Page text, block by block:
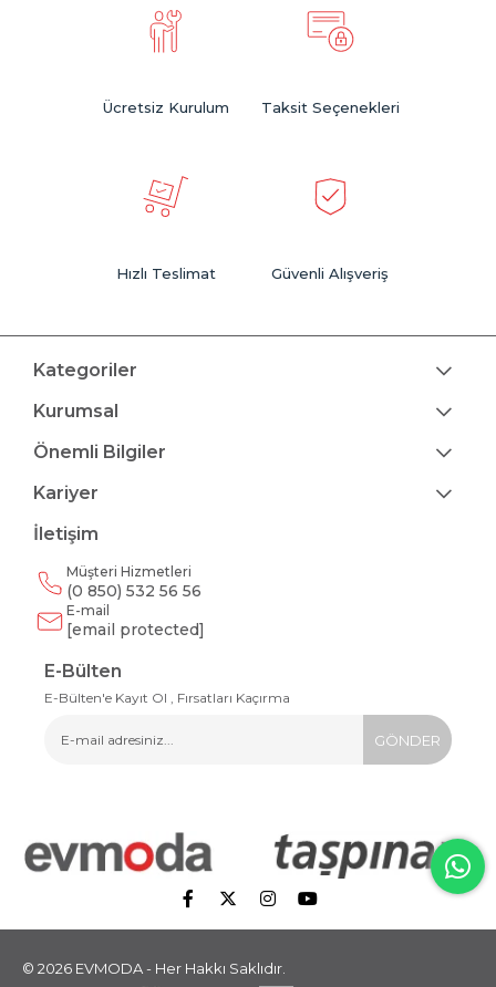
Ücretsiz Kurulum Taksit Seçenekleri
Hızlı Teslimat Güvenli Alışveriş
Kategoriler
Kurumsal
Önemli Bilgiler
Kariyer
İletişim
Müşteri Hizmetleri
(0 850) 532 56 56
E-mail
[email protected]
E-Bülten
E-Bülten'e Kayıt Ol , Fırsatları Kaçırma
GÖNDER
© 2026 EVMODA - Her Hakkı Saklıdır.